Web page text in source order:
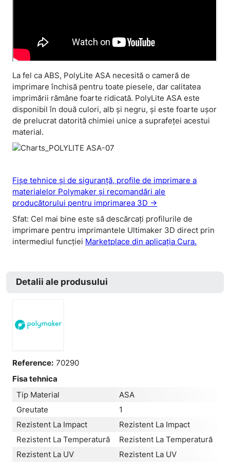
La fel ca ABS, PolyLite ASA necesită o cameră de
imprimare închisă pentru toate piesele, dar calitatea
imprimării rămâne foarte ridicată. PolyLite ASA este
disponibil în două culori, alb și negru, și este foarte ușor
de prelucrat datorită chimiei unice a suprafeței acestui
material.
Fișe tehnice și de siguranță, profile de imprimare a
materialelor Polymaker și recomandări ale
producătorului pentru imprimarea 3D ->
Sfat: Cel mai bine este să descărcați profilurile de
imprimare pentru imprimantele Ultimaker 3D direct prin
intermediul funcției Marketplace din aplicația Cura.
Detalii ale produsului
Reference: 70290
Fisa tehnica
Tip Material
ASA
Greutate
1
Rezistent La Impact
Rezistent La Impact
Rezistent La Temperatură
Rezistent La Temperatură
Rezistent La UV
Rezistent La UV